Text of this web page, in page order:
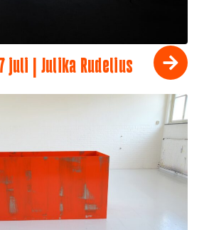
juli | Julika Rudelius